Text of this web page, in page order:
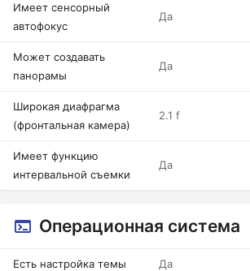
Имеет сенсорный
автофокус
Да
Может создавать
панорамы
Да
Широкая диафрагма
(фронтальная камера)
2.1 f
Имеет функцию
интервальной съемки
Да
Операционная система
Есть настройка темы Да